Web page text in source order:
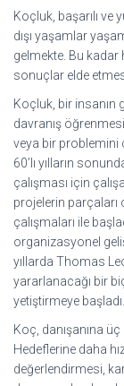
Koçluk, başarılı ve
dışı yaşamlar
gelmekte. Bu kadar
sonuçlar elde
Koçluk, bir insanın
davranış
veya bir problemini
60’lı yılların
çalışması için
projelerin
çalışmaları ile
organizasyonel
yıllarda Thomas
yararlanacağı bir
yetiştirmeye başladı.
Koç, danışanına
Hedeflerine daha
değerlendirmesi,